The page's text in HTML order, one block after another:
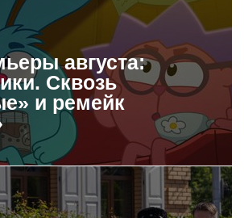
августа:
Сквозь
и ремейк